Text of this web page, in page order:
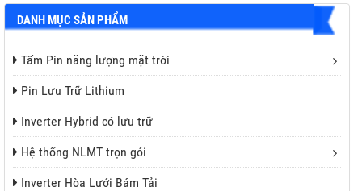
DANH MỤC SẢN PHẨM
Tấm Pin năng lượng mặt trời
Pin Lưu Trữ Lithium
Inverter Hybrid có lưu trữ
Hệ thống NLMT trọn gói
Inverter Hòa Lưới Bám Tải